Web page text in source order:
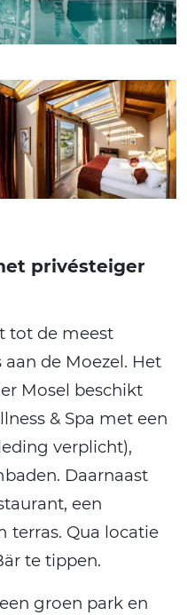
privésteiger
tot de meest
de Moezel. Het
Mosel beschikt
& Spa met een
verplicht),
Daarnaast
een
terras. Qua locatie
te tippen.
groen park en